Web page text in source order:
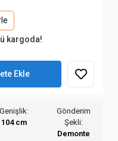
kargoda!
Ekle
Genişlik:
104 cm
Gönderim
Şekli:
Demonte